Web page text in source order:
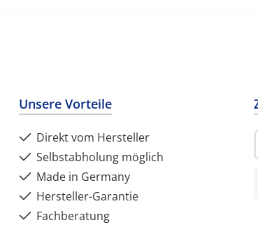
Unsere Vorteile
Direkt vom Hersteller
Selbstabholung möglich
Made in Germany
Hersteller-Garantie
Fachberatung